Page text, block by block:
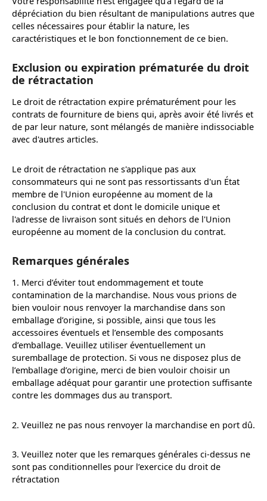
dépréciation du bien résultant de manipulations autres que
celles nécessaires pour établir la nature, les
caractéristiques et le bon fonctionnement de ce bien.
Exclusion ou expiration prématurée du droit
de rétractation
Le droit de rétractation expire prématurément pour les
contrats de fourniture de biens qui, après avoir été livrés et
de par leur nature, sont mélangés de manière indissociable
avec d'autres articles.
Le droit de rétractation ne s'applique pas aux
consommateurs qui ne sont pas ressortissants d'un État
membre de l'Union européenne au moment de la
conclusion du contrat et dont le domicile unique et
l'adresse de livraison sont situés en dehors de l'Union
européenne au moment de la conclusion du contrat.
Remarques générales
1. Merci d’éviter tout endommagement et toute
contamination de la marchandise. Nous vous prions de
bien vouloir nous renvoyer la marchandise dans son
emballage d’origine, si possible, ainsi que tous les
accessoires éventuels et l’ensemble des composants
d’emballage. Veuillez utiliser éventuellement un
suremballage de protection. Si vous ne disposez plus de
l’emballage d’origine, merci de bien vouloir choisir un
emballage adéquat pour garantir une protection suffisante
contre les dommages dus au transport.
2. Veuillez ne pas nous renvoyer la marchandise en port dû.
3. Veuillez noter que les remarques générales ci-dessus ne
sont pas conditionnelles pour l’exercice du droit de
rétractation